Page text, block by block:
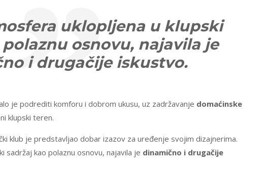
uklopljena u klupski
osnovu, najavila je
i drugačije iskustvo.
je podrediti komforu i dobrom ukusu, uz zadržavanje domaćinske
klupski teren.
klub je predstavljao dobar izazov za uređenje svojim dizajnerima.
sadržaj kao polaznu osnovu, najavila je dinamično i drugačije